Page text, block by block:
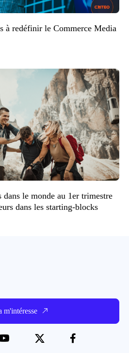
à redéfinir le Commerce Media
dans le monde au 1er trimestre
dans les starting-blocks
m'intéresse